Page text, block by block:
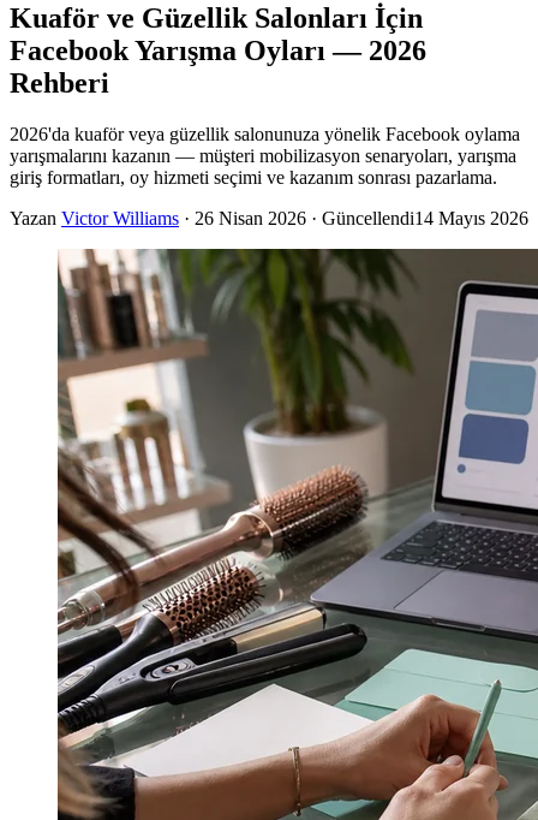
Kuaför ve Güzellik Salonları İçin
Facebook Yarışma Oyları — 2026
Rehberi
2026'da kuaför veya güzellik salonunuza yönelik Facebook oylama
yarışmalarını kazanın — müşteri mobilizasyon senaryoları, yarışma
giriş formatları, oy hizmeti seçimi ve kazanım sonrası pazarlama.
Yazan Victor Williams · 26 Nisan 2026 · Güncellendi14 Mayıs 2026